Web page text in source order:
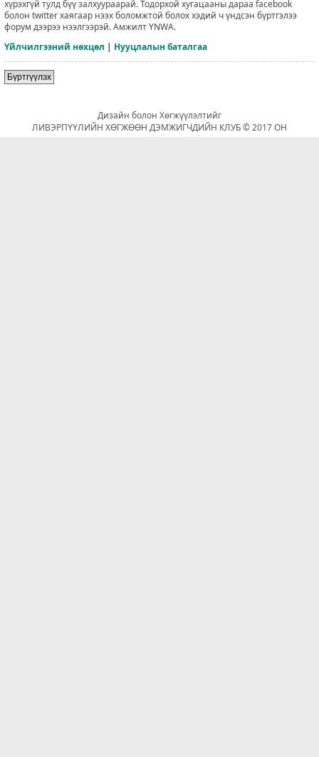
хүрэхгүй тулд бүү залхуураарай. Тодорхой хугацааны дараа facebook
болон twitter хаягаар нээх боломжтой болох хэдий ч үндсэн бүртгэлээ
форум дээрээ нээлгээрэй. Амжилт YNWA.
Үйлчилгээний нөхцөл | Нууцлалын баталгаа
Бүртгүүлэх
Дизайн болон Хөгжүүлэлтийг
ЛИВЭРПҮҮЛИЙН ХӨГЖӨӨН ДЭМЖИГЧДИЙН КЛУБ © 2017 ОН